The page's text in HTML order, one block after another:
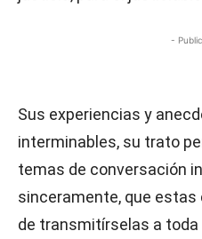
-
Sus experiencias y
interminables, su trato
temas de conversación
sinceramente, que estas
de transmitírselas a